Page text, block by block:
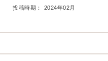
投稿時期： 2024年02月